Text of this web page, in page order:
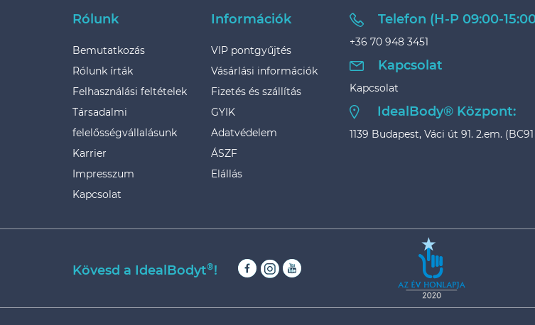
Rólunk
Bemutatkozás
Rólunk írták
Felhasználási feltételek
Társadalmi
felelősségvállalásunk
Karrier
Impresszum
Kapcsolat
Információk
VIP pontgyűjtés
Vásárlási információk
Fizetés és szállítás
GYIK
Adatvédelem
ÁSZF
Elállás
Telefon (H-P 09:00-
+36 70 948 3451
Kapcsolat
Kapcsolat
IdealBody® Központ:
1139 Budapest, Váci út 91. 2.em.
Kövesd a IdealBodyt®!